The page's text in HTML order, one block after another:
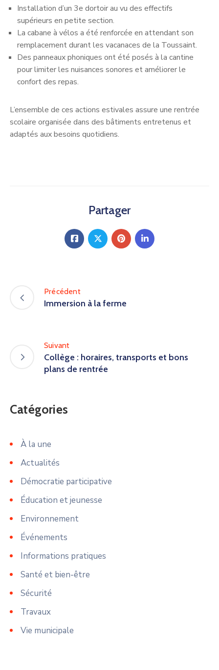
Installation d’un 3e dortoir au vu des effectifs
supérieurs en petite section.
La cabane à vélos a été renforcée en attendant son
remplacement durant les vacanaces de la Toussaint.
Des panneaux phoniques ont été posés à la cantine
pour limiter les nuisances sonores et améliorer le
confort des repas.
L’ensemble de ces actions estivales assure une rentrée
scolaire organisée dans des bâtiments entretenus et
adaptés aux besoins quotidiens.
Partager
Précédent
Immersion à la ferme
Suivant
Collège : horaires, transports et bons
plans de rentrée
Catégories
À la une
Actualités
Démocratie participative
Éducation et jeunesse
Environnement
Événements
Informations pratiques
Santé et bien-être
Sécurité
Travaux
Vie municipale